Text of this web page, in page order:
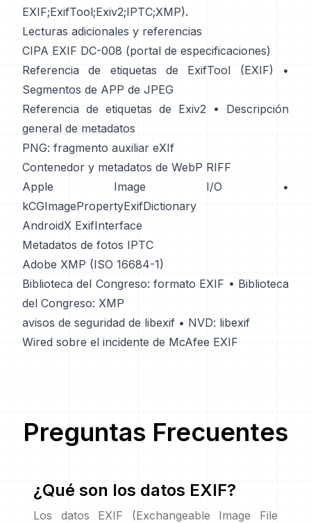
EXIF;ExifTool;Exiv2;IPTC;XMP).
Lecturas adicionales y referencias
CIPA EXIF DC-008 (portal de especificaciones)
Referencia de etiquetas de ExifTool (EXIF) •
Segmentos de APP de JPEG
Referencia de etiquetas de Exiv2 •
Descripción
general de metadatos
PNG: fragmento auxiliar eXIf
Contenedor y metadatos de WebP RIFF
Apple Image I/O •
kCGImagePropertyExifDictionary
AndroidX ExifInterface
Metadatos de fotos IPTC
Adobe XMP (ISO 16684-1)
Biblioteca del Congreso: formato EXIF • Biblioteca
del Congreso: XMP
avisos de seguridad de libexif • NVD: libexif
Wired sobre el incidente de McAfee EXIF
Preguntas Frecuentes
¿Qué son los datos EXIF?
Los datos EXIF (Exchangeable Image File